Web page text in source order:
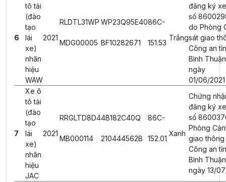
6
tô tải
(đào
tạo
lái
xe)
nhãn
hiệu
WAW
2021
RLDTL31WP
MDG00005
WP23Q95E40
BF10282671
86C-
151.53
Trắng
đăng ký
số
do Phòng
sát giao
Công an
Bình
ngày
01/06/2021
7
Xe ô
tô tải
(đào
tạo
lái
xe)
nhãn
hiệu
JAC
2021
RRGLTD8D4
MB000114
4B182C40Q
210444562B
86C-
152.01
Xanh
Chứng
đăng ký
số
Phòng
giao thông
Công an
Bình
ngày 13/